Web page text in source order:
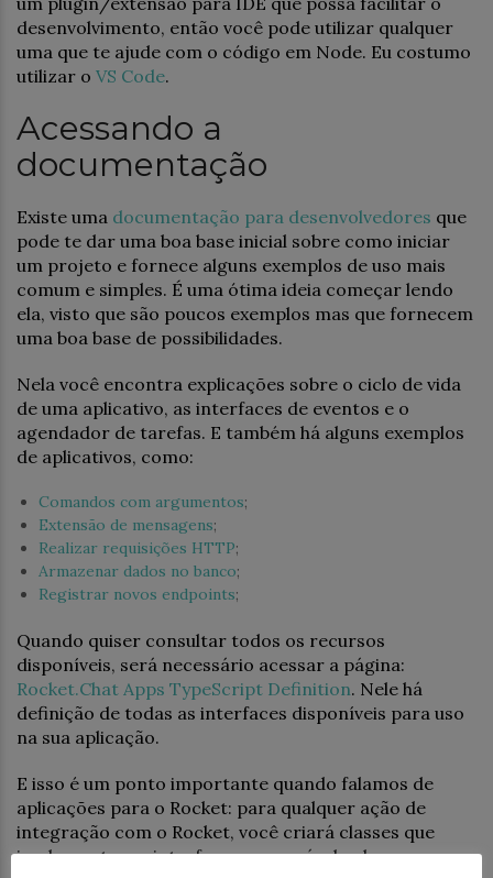
desenvolvimento, então você pode utilizar qualquer
uma que te ajude com o código em Node. Eu costumo
utilizar o VS Code.
Acessando a
documentação
Existe uma documentação para desenvolvedores que
pode te dar uma boa base inicial sobre como iniciar
um projeto e fornece alguns exemplos de uso mais
comum e simples. É uma ótima ideia começar lendo
ela, visto que são poucos exemplos mas que fornecem
uma boa base de possibilidades.
Nela você encontra explicações sobre o ciclo de vida
de uma aplicativo, as interfaces de eventos e o
agendador de tarefas. E também há alguns exemplos
de aplicativos, como:
Comandos com argumentos;
Extensão de mensagens;
Realizar requisições HTTP;
Armazenar dados no banco;
Registrar novos endpoints;
Quando quiser consultar todos os recursos
disponíveis, será necessário acessar a página:
Rocket.Chat Apps TypeScript Definition. Nele há
definição de todas as interfaces disponíveis para uso
na sua aplicação.
E isso é um ponto importante quando falamos de
aplicações para o Rocket: para qualquer ação de
integração com o Rocket, você criará classes que
implementem a interface responsável pela